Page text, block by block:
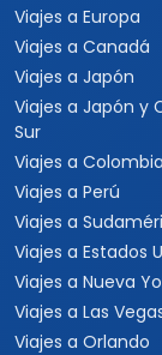
Viajes a Europa
Viajes a Canadá
Viajes a Japón
Viajes a Japón y
Sur
Viajes a Colombia
Viajes a Perú
Viajes a
Viajes a Estados
Viajes a Nueva
Viajes a Las
Viajes a Orlando